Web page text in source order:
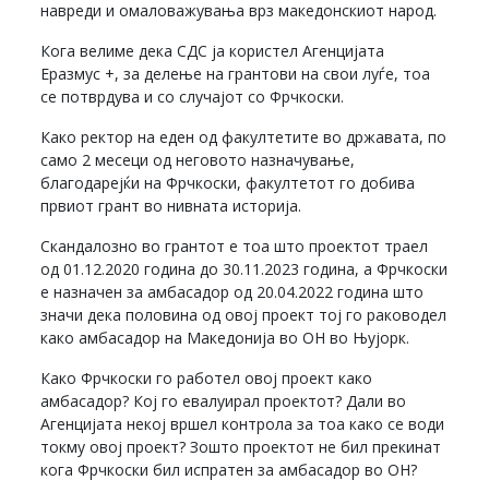
навреди и омаловажувања врз македонскиот народ.
Кога велиме дека СДС ја користел Агенцијата
Еразмус +, за делење на грантови на свои луѓе, тоа
се потврдува и со случајот со Фрчкоски.
Како ректор на еден од факултетите во државата, по
само 2 месеци од неговото назначување,
благодарејќи на Фрчкоски, факултетот го добива
првиот грант во нивната историја.
Скандалозно во грантот е тоа што проектот траел
од 01.12.2020 година до 30.11.2023 година, а Фрчкоски
е назначен за амбасадор од 20.04.2022 година што
значи дека половина од овој проект тој го раководел
како амбасадор на Македонија во ОН во Њујорк.
Како Фрчкоски го работел овој проект како
амбасадор? Кој го евалуирал проектот? Дали во
Агенцијата некој вршел контрола за тоа како се води
токму овој проект? Зошто проектот не бил прекинат
кога Фрчкоски бил испратен за амбасадор во ОН?